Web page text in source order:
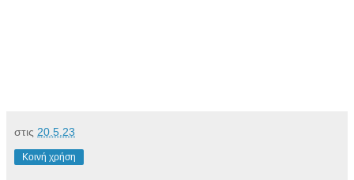
στις 20.5.23
Κοινή χρήση